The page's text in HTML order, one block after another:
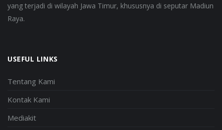
yang terjadi di wilayah Jawa Timur, khususnya di seputar Madiun
Raya.
USEFUL LINKS
Tentang Kami
Kontak Kami
Mediakit